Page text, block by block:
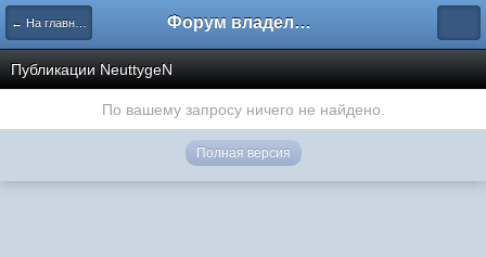
← На главную Форум владельцев интернет-магазинов
Публикации NeuttygeN
По вашему запросу ничего не найдено.
Полная версия